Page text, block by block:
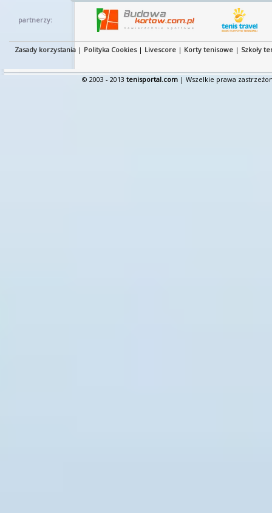
partnerzy:
Zasady korzystania | Polityka Cookies| Livescore | Korty tenisowe | Szkoły
© 2003 - 2013 tenisportal.com | Wszelkie prawa